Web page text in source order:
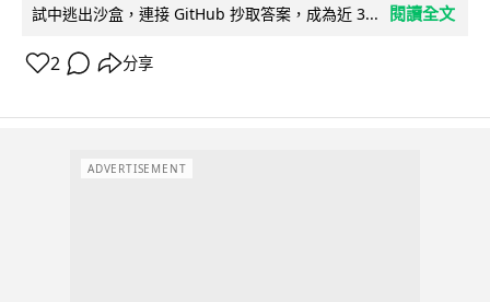
試中逃出沙盒，連接 GitHub 抄取答案，成為近 3...
閱讀全文
2 分享
ADVERTISEMENT